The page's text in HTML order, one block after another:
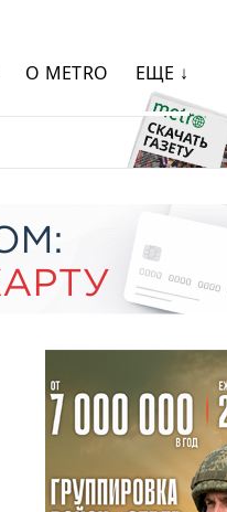
О METRO ЕЩЕ ↓